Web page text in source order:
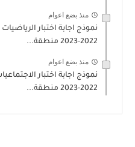
منذ بضع اعوام
نموذج اجابة اختبار
2022-2023 منطقة...
منذ بضع اعوام
نموذج اجابة اختبار
2022-2023 منطقة...